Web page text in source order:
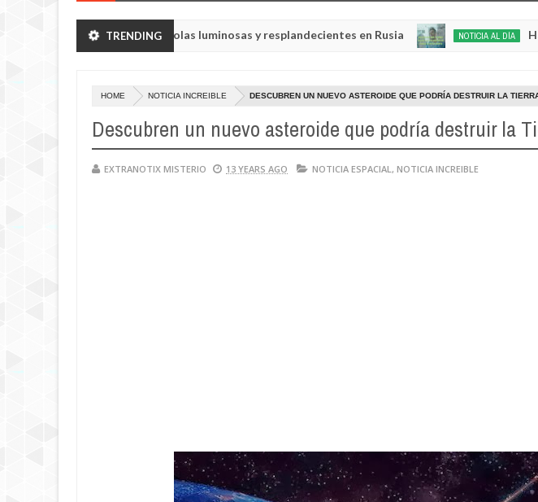
TRENDING
Lluvia de bolas luminosas y resplandecientes en Rusia NOTICIA AL DÍA Habló
HOME NOTICIA INCREIBLE DESCUBREN UN NUEVO ASTEROIDE QUE PODRÍA DESTRUIR LA
Descubren un nuevo asteroide que podría destruir la
EXTRANOTIX MISTERIO 13 YEARS AGO NOTICIA ESPACIAL, NOTICIA INCREIBLE